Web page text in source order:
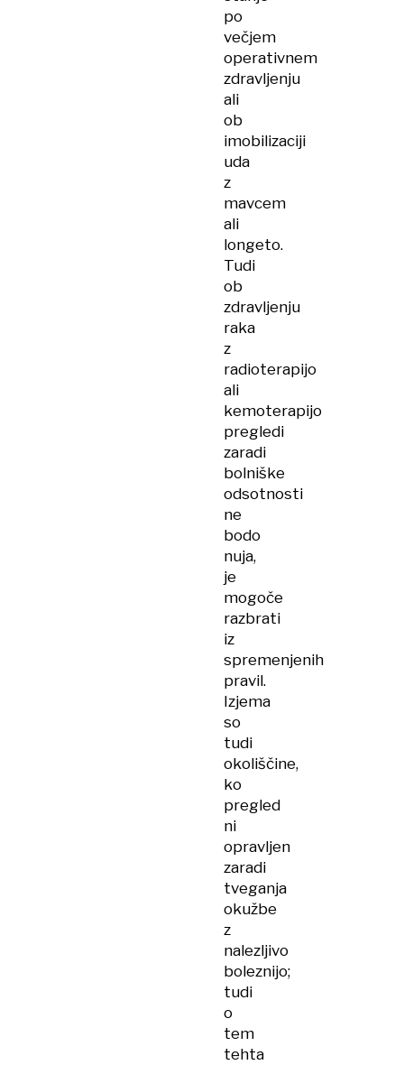
po
večjem
operativnem
zdravljenju
ali
ob
imobilizaciji
uda
z
mavcem
ali
longeto.
Tudi
ob
zdravljenju
raka
z
radioterapijo
ali
kemoterapijo
pregledi
zaradi
bolniške
odsotnosti
ne
bodo
nuja,
je
mogoče
razbrati
iz
spremenjenih
pravil.
Izjema
so
tudi
okoliščine,
ko
pregled
ni
opravljen
zaradi
tveganja
okužbe
z
nalezljivo
boleznijo;
tudi
o
tem
tehta